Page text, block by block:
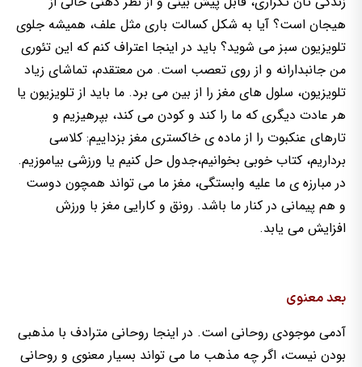
هیجان است؟ آیا به شکل کسالت باری مثل علف، همیشه جلوی
تلویزیون سبز می شوید؟ باید در اینجا اعتراف کنم که این تئوری
من جانبدارانه و از روی تعصب است. من معتقدم، تماشای زیاد
تلویزیون، سلول های مغز را از بین می برد. ما باید از تلویزیون یا
هر عادت دیگری که ما را کند و کودن می کند، بپرهیزیم و
تارهای عنکبوت را از ماده ی خاکستری مغز بزداییم: کلاسی
برداریم، کتاب خوبی بخوانیم،جدول حل کنیم یا ورزشی بیاموزیم.
در مبارزه ی ما علیه وابستگی، مغز ما می تواند همچون دوست
و هم پیمانی در کنار ما باشد. رونق و کارایی مغز با ورزش
افزایش می یابد.
بعد معنوی
آدمی موجودی روحانی است. در اینجا روحانی مترادف با مذهبی
بودن نیست، اگر چه مذهب ما می تواند بسیار معنوی و روحانی